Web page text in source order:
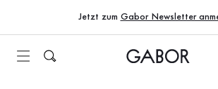
Zum Inhaltsverzeichnis
Zur Hauptnavigation
Jetzt zum Gabor Newsletter